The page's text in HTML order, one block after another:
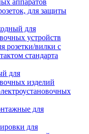
аппаратов
для защиты
для
устройств
розетки/вилки с
стандарта
для
изделий
для
для